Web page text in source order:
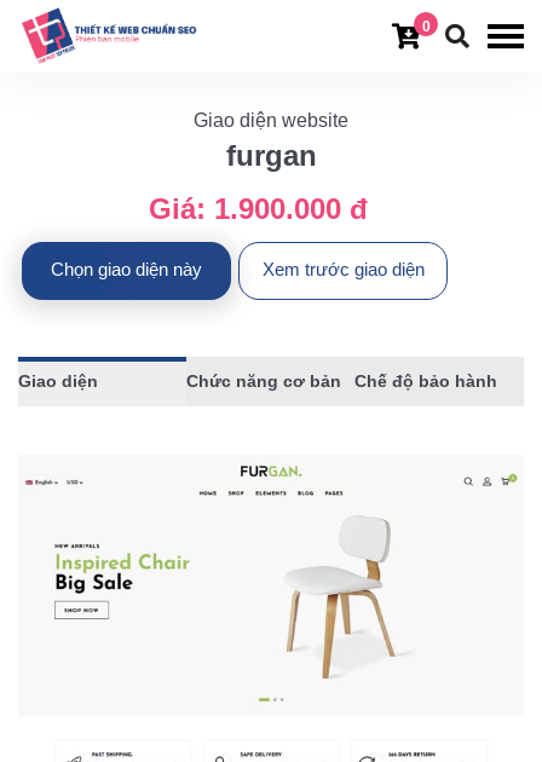
0
Giao diện website
furgan
Giá: 1.900.000 đ
Chọn giao diện này Xem trước giao diện
Giao diện Chức năng cơ bản Chế độ bảo hành